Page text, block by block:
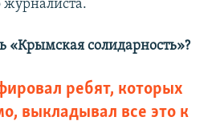
журналиста.
«Крымская солидарность»?
ребят, которых
выкладывал все это к